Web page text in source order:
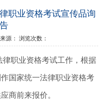
府立法
人民调解
民监督和
法鉴定
政执法监
督
典型风采 政府信息公
依申请公
法定主动公
容
职业资格考试宣传品询
来源： 浏览次数：
职业资格考试工作，根据
国家统一法律职业资格考
商前来报价。